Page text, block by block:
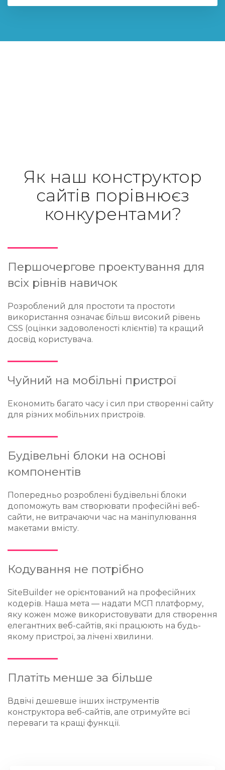
Як наш конструктор
сайтів порівнюєз
конкурентами?
Першочергове проектування для
всіх рівнів навичок
Розроблений для простоти та простоти
використання означає більш високий рівень
CSS (оцінки задоволеності клієнтів) та кращий
досвід користувача.
Чуйний на мобільні пристрої
Економить багато часу і сил при створенні сайту
для різних мобільних пристроїв.
Будівельні блоки на основі
компонентів
Попередньо розроблені будівельні блоки
допоможуть вам створювати професійні веб-
сайти, не витрачаючи час на маніпулювання
макетами вмісту.
Кодування не потрібно
SiteBuilder не орієнтований на професійних
кодерів. Наша мета — надати МСП платформу,
яку кожен може використовувати для створення
елегантних веб-сайтів, які працюють на будь-
якому пристрої, за лічені хвилини.
Платіть менше за більше
Вдвічі дешевше інших інструментів
конструктора веб-сайтів, але отримуйте всі
переваги та кращі функції.